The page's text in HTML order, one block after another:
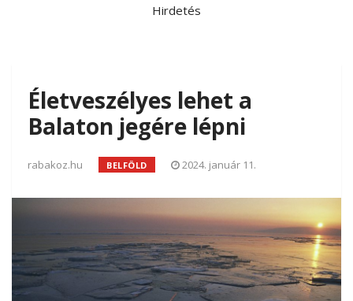
Hirdetés
Életveszélyes lehet a
Balaton jegére lépni
rabakoz.hu BELFÖLD 2024. január 11.